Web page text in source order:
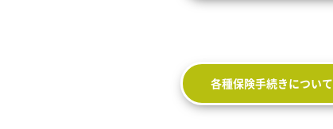
各種保険手続きについて